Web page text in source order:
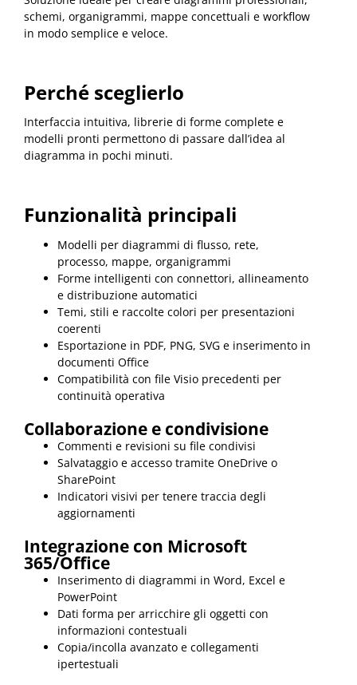
schemi, organigrammi, mappe concettuali e workflow
in modo semplice e veloce.
Perché sceglierlo
Interfaccia intuitiva, librerie di forme complete e
modelli pronti permettono di passare dall’idea al
diagramma in pochi minuti.
Funzionalità principali
Modelli per diagrammi di flusso, rete,
processo, mappe, organigrammi
Forme intelligenti con connettori, allineamento
e distribuzione automatici
Temi, stili e raccolte colori per presentazioni
coerenti
Esportazione in PDF, PNG, SVG e inserimento in
documenti Office
Compatibilità con file Visio precedenti per
continuità operativa
Collaborazione e condivisione
Commenti e revisioni su file condivisi
Salvataggio e accesso tramite OneDrive o
SharePoint
Indicatori visivi per tenere traccia degli
aggiornamenti
Integrazione con Microsoft
365/Office
Inserimento di diagrammi in Word, Excel e
PowerPoint
Dati forma per arricchire gli oggetti con
informazioni contestuali
Copia/incolla avanzato e collegamenti
ipertestuali